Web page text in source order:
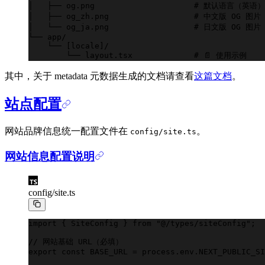
│   ├── og.png                     # 默认语言（英语）版
│   ├── og_zh.png                  # 中文版 OG 图片
│   └── og_ja.png                  # 日文版 OG 图片
└── app/
    └── [
locale ]/
        └── layout.tsx             # 📄 使用示例
其中，关于 metadata 元数据生成的文档请查看这篇文档。
站点配置
网站品牌信息统一配置文件在 config/site.ts 。
网站信息配置说明
config/site.ts
import { SiteConfig } from "@/types/siteConfig" ;
//
网站基础 URL（必填）
export
const BASE_URL = process . env .